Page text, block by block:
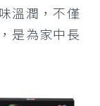
溫潤，不僅
是為家中長